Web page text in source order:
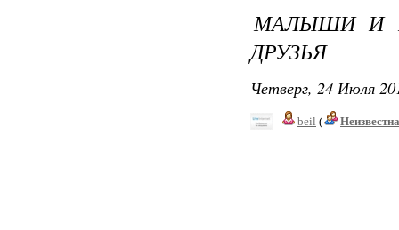
МАЛЫШИ И
ДРУЗЬЯ
Четверг, 24 Июля
beil (